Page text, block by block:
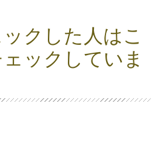
クした人はこ
ックしていま